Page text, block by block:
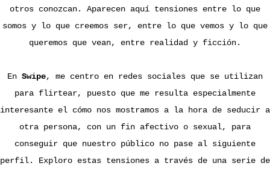
otros conozcan. Aparecen aquí tensiones entre lo que
somos y lo que creemos ser, entre lo que vemos y lo que
queremos que vean, entre realidad y ficción.
En Swipe, me centro en redes sociales que se utilizan
para flirtear, puesto que me resulta especialmente
interesante el cómo nos mostramos a la hora de seducir a
otra persona, con un fin afectivo o sexual, para
conseguir que nuestro público no pase al siguiente
perfil. Exploro estas tensiones a través de una serie de